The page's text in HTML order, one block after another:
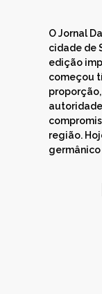
O Jornal
cidade de
edição
começou
região.